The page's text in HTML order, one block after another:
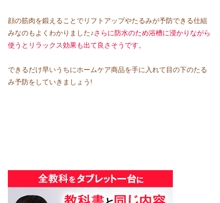
顔の筋肉を鍛えることでリフトアップやたるみが予防できる仕組
みなのもよくわかりました♪さらに防水のため浴槽に浸かりながら
使うとリラックス効果も出て良さそうです。
できるだけ早いうちにホームケア商品を手に入れて目の下のたる
み予防をしていきましょう!